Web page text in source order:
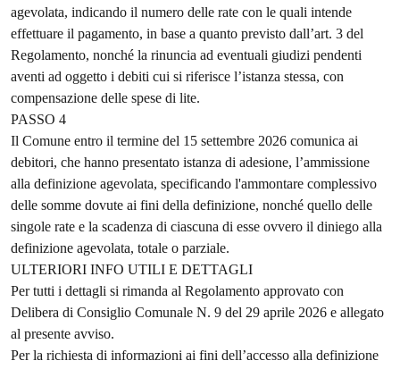
agevolata, indicando il numero delle rate con le quali intende
effettuare il pagamento, in base a quanto previsto dall’art. 3 del
Regolamento, nonché la rinuncia ad eventuali giudizi pendenti
aventi ad oggetto i debiti cui si riferisce l’istanza stessa, con
compensazione delle spese di lite.
PASSO 4
Il Comune entro il termine del 15 settembre 2026 comunica ai
debitori, che hanno presentato istanza di adesione, l’ammissione
alla definizione agevolata, specificando l'ammontare complessivo
delle somme dovute ai fini della definizione, nonché quello delle
singole rate e la scadenza di ciascuna di esse ovvero il diniego alla
definizione agevolata, totale o parziale.
ULTERIORI INFO UTILI E DETTAGLI
Per tutti i dettagli si rimanda al Regolamento approvato con
Delibera di Consiglio Comunale N. 9 del 29 aprile 2026 e allegato
al presente avviso.
Per la richiesta di informazioni ai fini dell’accesso alla definizione